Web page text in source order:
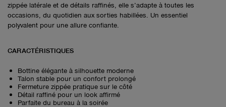
zippée latérale et de détails raffinés, elle s’adapte à toutes les
occasions, du quotidien aux sorties habillées. Un essentiel
polyvalent pour une allure confiante.
CARACTÉRISTIQUES
Bottine élégante à silhouette moderne
Talon stable pour un confort prolongé
Fermeture zippée pratique sur le côté
Détail raffiné pour un look affirmé
Parfaite du bureau à la soirée